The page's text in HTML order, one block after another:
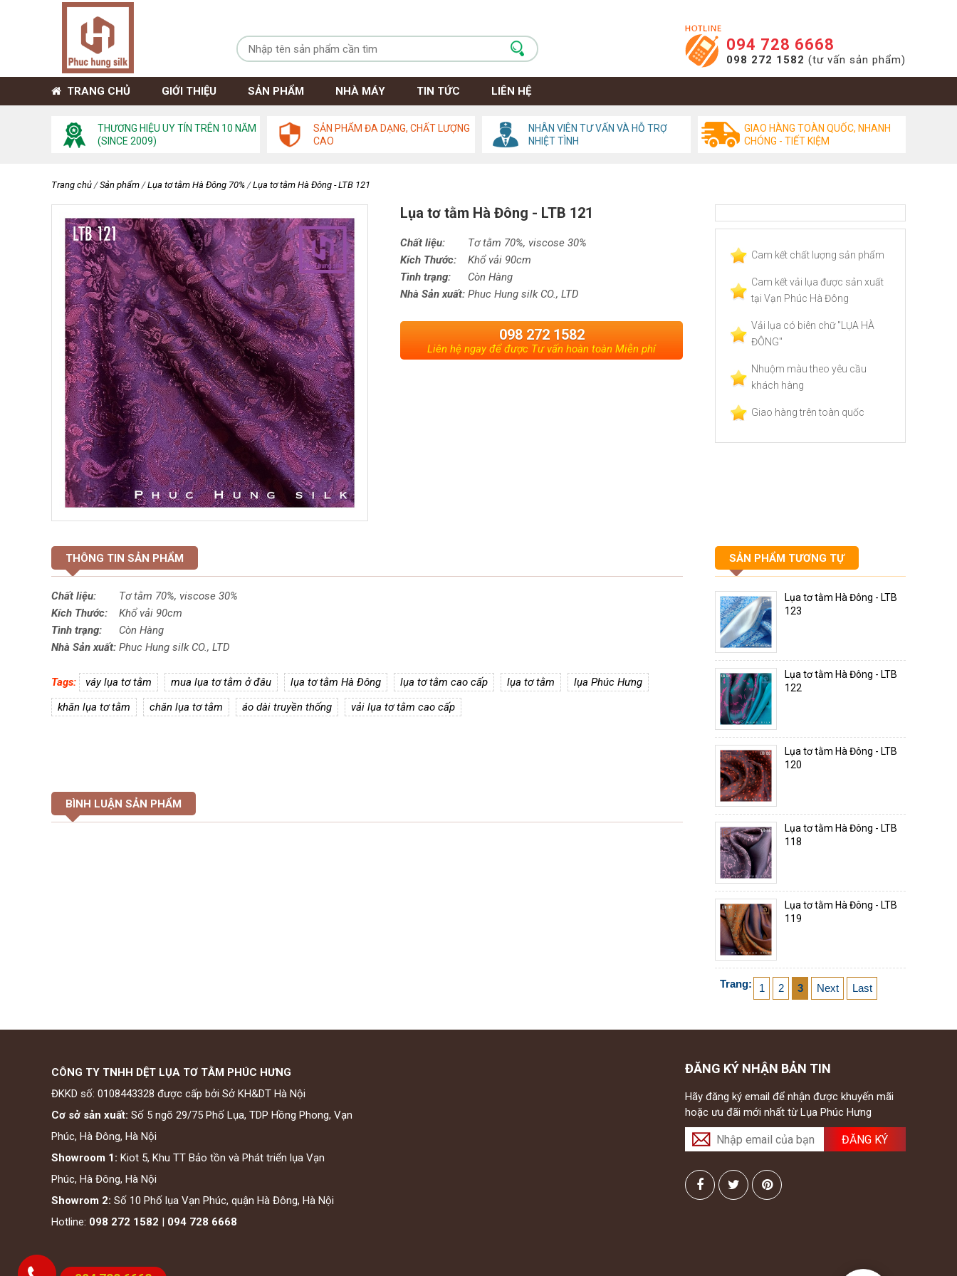
094 728 6668
098 272 1582 (tư vấn sản phẩm)
TRANG CHỦ GIỚI THIỆU SẢN PHẨM NHÀ MÁY TIN TỨC LIÊN HỆ
THƯƠNG HIỆU UY TÍN TRÊN 10 NĂM
(SINCE 2009)
SẢN PHẨM ĐA DẠNG, CHẤT LƯỢNG
CAO
NHÂN VIÊN TƯ VẤN VÀ HỖ TRỢ
NHIỆT TÌNH
GIAO HÀNG TOÀN QUỐC, NHANH
CHÓNG - TIẾT KIỆM
Trang chủ / Sản phẩm / Lụa tơ tằm Hà Đông 70% / Lụa tơ tằm Hà Đông - LTB 121
Lụa tơ tằm Hà Đông - LTB 121
Chất liệu: Tơ tằm 70%, viscose 30%
Kích Thước: Khổ vải 90cm
Tình trạng: Còn Hàng
Nhà Sản xuất: Phuc Hung silk CO., LTD
098 272 1582
Liên hệ ngay để được Tư vấn hoàn toàn Miễn phí
Cam kết chất lượng sản phẩm
Cam kết vải lụa được sản xuất
tại Vạn Phúc Hà Đông
Vải lụa có biên chữ "LỤA HÀ
ĐÔNG"
Nhuộm màu theo yêu cầu
khách hàng
Giao hàng trên toàn quốc
THÔNG TIN SẢN PHẨM
Chất liệu: Tơ tằm 70%, viscose 30%
Kích Thước: Khổ vải 90cm
Tình trạng: Còn Hàng
Nhà Sản xuất: Phuc Hung silk CO., LTD
Tags: váy lụa tơ tằm mua lụa tơ tằm ở đâu lụa tơ tằm Hà Đông lụa tơ tằm cao cấp lụa tơ tằm
lụa Phúc Hưng
khăn lụa tơ tằm
chăn lụa tơ tằm áo dài truyền thống vải lụa tơ tằm cao cấp
BÌNH LUẬN SẢN PHẨM
SẢN PHẨM TƯƠNG TỰ
Lụa tơ tằm Hà Đông - LTB
123
Lụa tơ tằm Hà Đông - LTB
122
Lụa tơ tằm Hà Đông - LTB
120
Lụa tơ tằm Hà Đông - LTB
118
Lụa tơ tằm Hà Đông - LTB
119
Trang: 1 2 3 Next Last
CÔNG TY TNHH DỆT LỤA TƠ TẰM PHÚC HƯNG
ĐKKD số: 0108443328 được cấp bởi Sở KH&DT Hà Nội
Cơ sở sản xuất: Số 5 ngõ 29/75 Phố Lụa, TDP Hồng Phong, Vạn
Phúc, Hà Đông, Hà Nội
Showroom 1: Kiot 5, Khu TT Bảo tồn và Phát triển lụa Vạn
Phúc, Hà Đông, Hà Nội
Showrom 2: Số 10 Phố lụa Vạn Phúc, quận Hà Đông, Hà Nội
Hotline: 098 272 1582 | 094 728 6668
ĐĂNG KÝ NHẬN BẢN TIN
Hãy đăng ký email để nhận được khuyến mãi
hoặc ưu đãi mới nhất từ Lụa Phúc Hưng